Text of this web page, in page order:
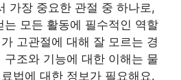
가장 중요한 관절 중 하나로,
는 모든 활동에 필수적인 역할
고관절에 대해 잘 모르는 경
조와 기능에 대한 이해는 물
법에 대한 정보가 필요해요.